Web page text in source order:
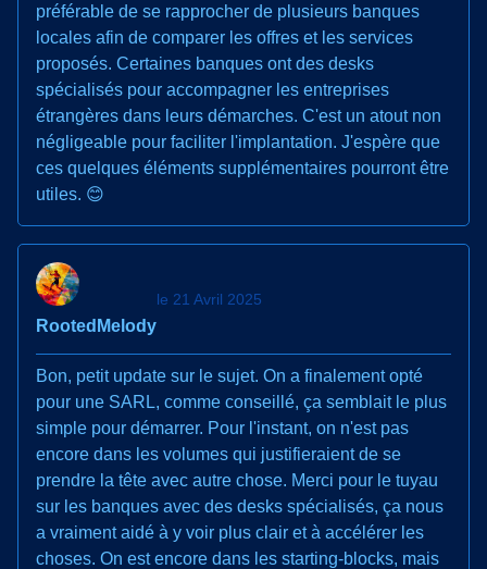
préférable de se rapprocher de plusieurs banques
locales afin de comparer les offres et les services
proposés. Certaines banques ont des desks
spécialisés pour accompagner les entreprises
étrangères dans leurs démarches. C'est un atout non
négligeable pour faciliter l'implantation. J'espère que
ces quelques éléments supplémentaires pourront être
utiles. 😊
RootedMelody
le 21 Avril 2025
Bon, petit update sur le sujet. On a finalement opté
pour une SARL, comme conseillé, ça semblait le plus
simple pour démarrer. Pour l'instant, on n'est pas
encore dans les volumes qui justifieraient de se
prendre la tête avec autre chose. Merci pour le tuyau
sur les banques avec des desks spécialisés, ça nous
a vraiment aidé à y voir plus clair et à accélérer les
choses. On est encore dans les starting-blocks, mais